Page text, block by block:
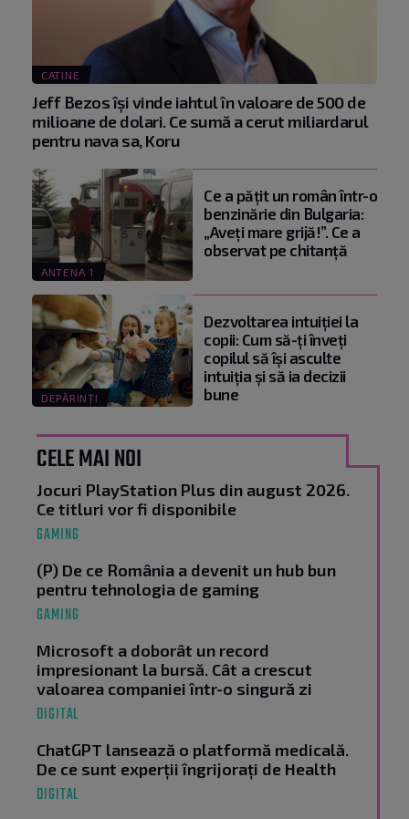
CATINE
Jeff Bezos își vinde iahtul în valoare de 500 de
milioane de dolari. Ce sumă a cerut miliardarul
pentru nava sa, Koru
ANTENA 1
Ce a pățit un român într-o
benzinărie din Bulgaria:
„Aveți mare grijă!”. Ce a
observat pe chitanță
DEPĂRINȚI
Dezvoltarea intuiției la
copii: Cum să-ți înveți
copilul să își asculte
intuiția și să ia decizii
bune
CELE MAI NOI
Jocuri PlayStation Plus din august 2026.
Ce titluri vor fi disponibile
GAMING
(P) De ce România a devenit un hub bun
pentru tehnologia de gaming
GAMING
Microsoft a doborât un record
impresionant la bursă. Cât a crescut
valoarea companiei într-o singură zi
DIGITAL
ChatGPT lansează o platformă medicală.
De ce sunt experții îngrijorați de Health
DIGITAL